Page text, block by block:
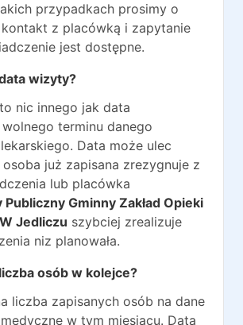
przypadkach prosimy o
z placówką i zapytanie
jest dostępne.
wizyty?
nic innego jak data
terminu danego
Data może ulec
osoba już zapisana zrezygnuje z
lub placówka
Gminny Zakład Opieki
Jedliczu szybciej zrealizuje
niz planowała.
osób w kolejce?
liczba zapisanych osób na dane
w tym miesiącu. Data